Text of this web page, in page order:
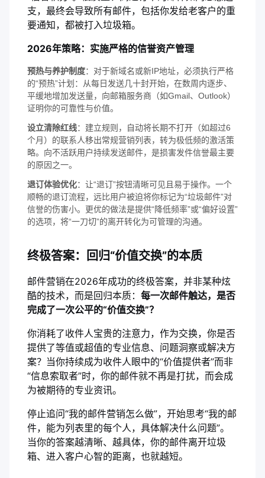
支，最终会导致所有邮件，包括你发给老客户的重
要通知，都被打入垃圾箱。
2026年策略：实施严格的信誉资产管理
预热与养护制度：对于新域名或新IP地址，必须执行严格
的“预热”计划：从每日发送几十封开始，在数周内逐步、
平缓地增加发送量，向邮箱服务商（如Gmail、Outlook）
证明你的可靠性与价值。
设立清除红线：建立规则，自动将长期不打开（如超过6
个月）的联系人移出常规营销列表，转为极低频的激活策
略。向不活跃用户持续发送邮件，是损害发件信誉最主要
的原因之一。
退订体验优化：让“退订”按钮清晰可见且易于操作。一个
顺畅的退订流程，远比用户被迫将你标记为“垃圾邮件”对
信誉的伤害小。更优的做法是提供“降低频率”或“偏好设置”
的选项，将“一刀切”的离开转化为可管理的沟通。
终极答案：回归“价值交换”的本质
邮件营销在2026年成功的终极答案，并非某种炫
酷的技术，而是回归本质： 每一次邮件触达，是否
完成了一次公平的“价值交换”？
你消耗了收件人宝贵的注意力，作为交换，你是否
提供了等值或超值的专业信息、问题洞察或解决方
案？当你持续成为收件人眼中的“价值提供者”而非
“信息索取者”时，你的邮件就不再是打扰，而会成
为被期待的专业资讯。
停止追问“我的邮件营销怎么做”，开始思考“我的邮
件，能为列表里的每个人，具体解决什么问题”。
当你的答案越清晰、越具体，你的邮件离开垃圾
箱、进入客户心智的距离，也就越短。